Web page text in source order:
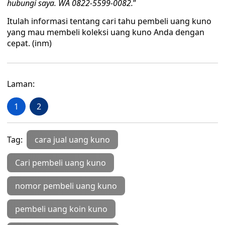
hubungi saya. WA 0822-5599-0082.”
Itulah informasi tentang cari tahu pembeli uang kuno
yang mau membeli koleksi uang kuno Anda dengan
cepat. (inm)
Laman:
1 2
Tag: cara jual uang kuno
Cari pembeli uang kuno
nomor pembeli uang kuno
pembeli uang koin kuno